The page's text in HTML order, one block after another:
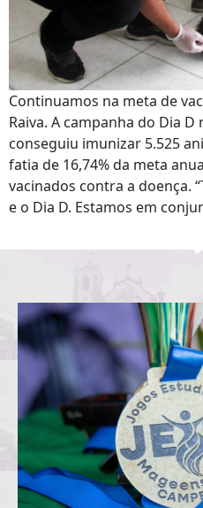
Continuamos na meta de
Raiva. A campanha do Dia
conseguiu imunizar 5.525
fatia de 16,74% da meta
vacinados contra a doença.
e o Dia D. Estamos em